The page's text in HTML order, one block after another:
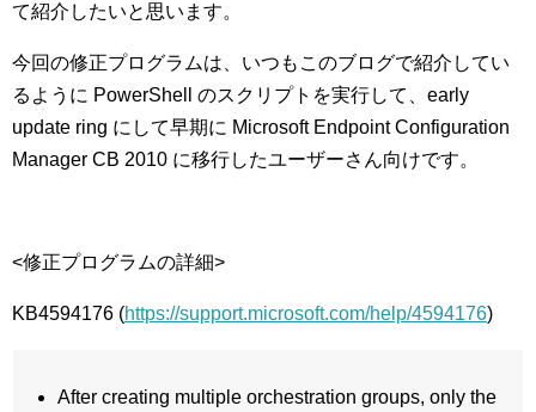
て紹介したいと思います。
今回の修正プログラムは、いつもこのブログで紹介してい
るように PowerShell のスクリプトを実行して、early
update ring にして早期に Microsoft Endpoint Configuration
Manager CB 2010 に移行したユーザーさん向けです。
<修正プログラムの詳細>
KB4594176 (https://support.microsoft.com/help/4594176)
After creating multiple orchestration groups, only the